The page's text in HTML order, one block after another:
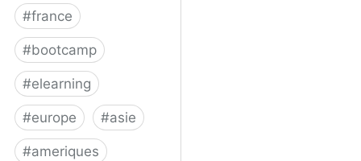
#france
#bootcamp
#elearning
#europe #asie
#ameriques